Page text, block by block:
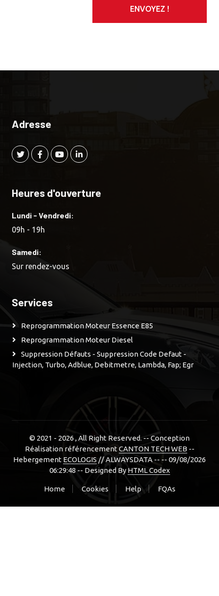
ENVOYEZ !
Adresse
Heures d'ouverture
Lundi - Vendredi:
09h - 19h
Samedi:
Sur rendez-vous
Services
Reprogrammation Moteur Essence E85
Reprogrammation Moteur Diesel
Suppression Défauts - Suppression Code Defaut -
Injection, Turbo, Adblue, Debitmetre, Lambda, Fap; Egr
© 2021 - 2026, All Right Reserved. -- Conception
Réalisation référencementCANTON TECH WEB --
Hebergement ECOLOGIS // ALWAYSDATA -- -- 09/08/2026
06:29:48 -- Designed By HTML Codex
Home Cookies Help FQAs